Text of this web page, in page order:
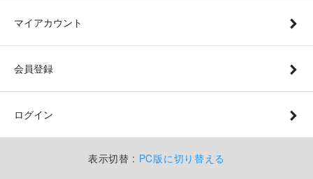
マイアカウント
会員登録
ログイン
表示切替 : PC版に切り替える